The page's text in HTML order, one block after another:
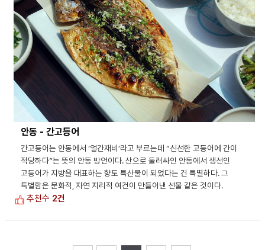
안동 - 간고등어
간고등어는 안동에서 ‘얼간재비’라고 부르는데 “신선한 고등어에 간이
적당하다”는 뜻의 안동 방언이다. 산으로 둘러싸인 안동에서 생선인
고등어가 지방을 대표하는 향토 특산물이 되었다는 건 특별하다. 그
특별함은 문화적, 자연 지리적 여건이 만들어낸 선물 같은 것이다.
추천수 2건